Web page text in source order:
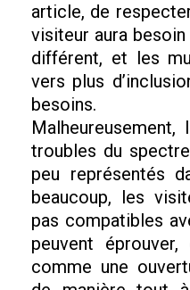
article, de
visiteur aura besoin
différent, et les
vers plus
besoins.
troubles du
peu représentés
beaucoup, les
pas compatibles
peuvent
comme une